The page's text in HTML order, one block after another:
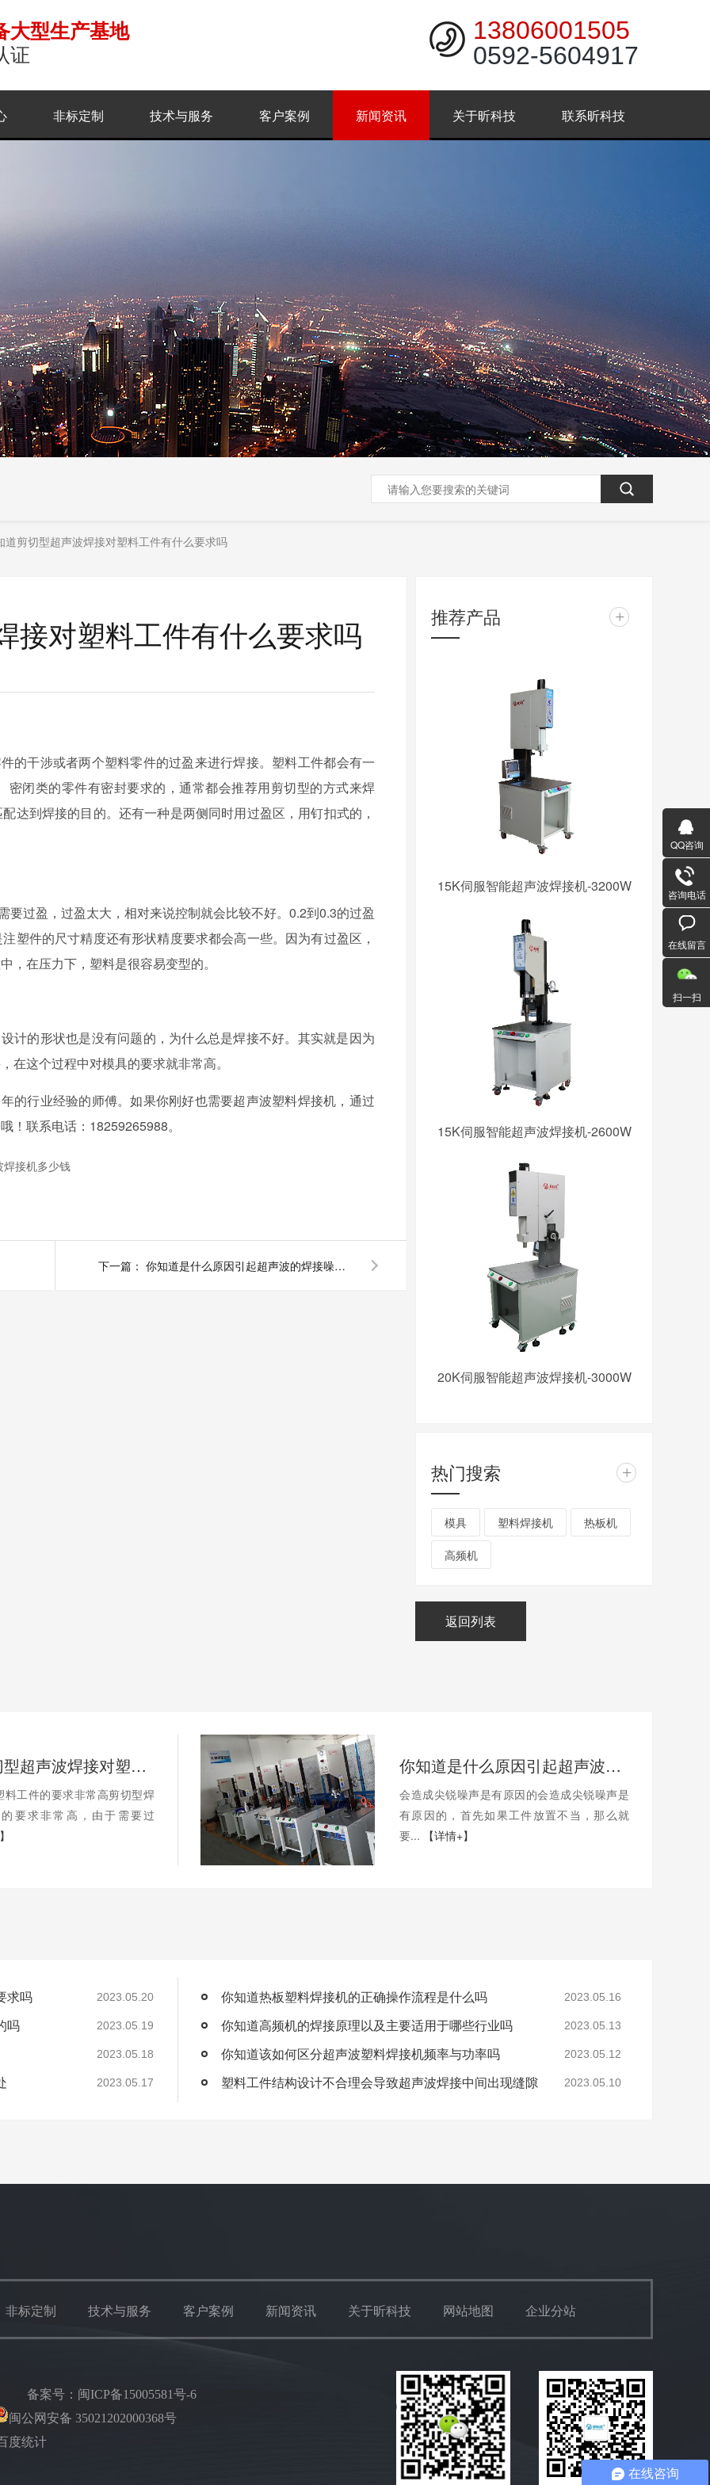
大型生产基地
证
13806001505
0592-5604917
非标定制 技术与服务 客户案例 新闻资讯 关于昕科技 联系昕科技
道剪切型超声波焊接对塑料工件有什么要求吗
接对塑料工件有什么要求吗
的干涉或者两个塑料零件的过盈来进行焊接。塑料工件都会有一
闭类的零件有密封要求的，通常都会推荐用剪切型的方式来焊
达到焊接的目的。还有一种是两侧同时用过盈区，用钉扣式的，
过盈，过盈太大，相对来说控制就会比较不好。 0.2到0.3的过盈
塑件的尺寸精度还有形状精度要求都会高一些。因为有过盈区，
，在压力下，塑料是很容易变型的。
计的形状也是没有问题的，为什么总是焊接不好。其实就是因为
在这个过程中对模具的要求就非常高。
的行业经验的师傅。如果你刚好也需要超声波塑料焊接机，通过
！联系电话： 18259265988。
焊接机多少钱
下一篇： 你知道是什么原因引起超声波的焊接噪音大的吗
推荐产品 +
15K伺服智能超声波焊接机-3200W
15K伺服智能超声波焊接机-2600W
20K伺服智能超声波焊接机-3000W
热门搜索 +
模具 塑料焊接机 热板机
高频机
返回列表
你知道剪切型超声波焊接对塑料工件有什么要求吗
料工件的要求非常高剪切型焊
要求非常高，由于需要过
你知道是什么原因引起超声波的焊接噪音大的吗
会造成尖锐噪声是有原因的会造成尖锐噪声是
有原因的，首先如果工件放置不当，那么就
要...
【详情+】
求吗 2023.05.20
吗 2023.05.19
2023.05.18
2023.05.17
你知道热板塑料焊接机的正确操作流程是什么吗 2023.05.16
你知道高频机的焊接原理以及主要适用于哪些行业吗 2023.05.13
你知道该如何区分超声波塑料焊接机频率与功率吗 2023.05.12
塑料工件结构设计不合理会导致超声波焊接中间出现缝隙 2023.05.10
非标定制 技术与服务 客户案例 新闻资讯 关于昕科技 网站地图 企业分站
备案号： 闽ICP备15005581号-6
闽公网安备 35021202000368号
度统计
QQ咨询
咨询电话
在线留言
扫一扫
在线咨询